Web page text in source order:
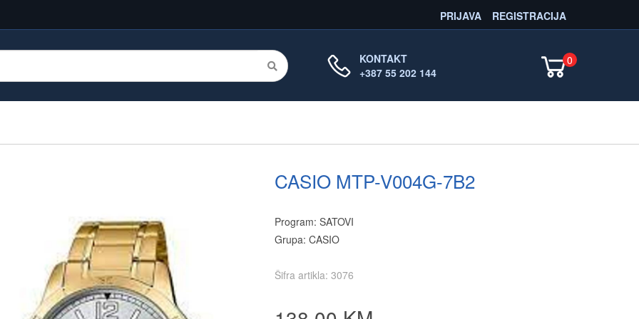
REGISTRACIJA
PRIJAVA
KONTAKT
+387 55 202 144
0
CASIO MTP-V004G-7B2
Program: SATOVI
Grupa: CASIO
Šifra artikla: 3076